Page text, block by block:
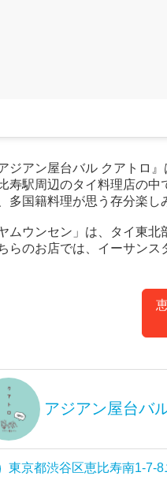
アジアン屋台バル クアトロ
寿駅周辺のタイ料理店の中
多国籍料理が思う存分楽し
ヤムウンセン」は、タイ東
らのお店では、イーサンス
アジアン屋台バ
東京都渋谷区恵比寿南1-7-